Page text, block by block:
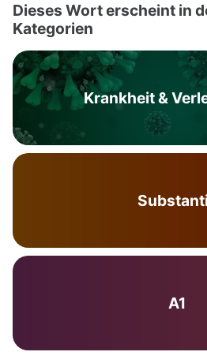
Dieses Wort erscheint in
Kategorien
Krankheit &
A1